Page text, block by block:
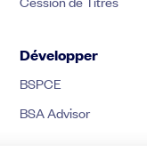
Développer
BSPCE
BSA Advisor